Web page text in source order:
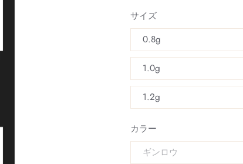
サイズ
0.8g
1.0g
1.2g
カラー
ギンロウ